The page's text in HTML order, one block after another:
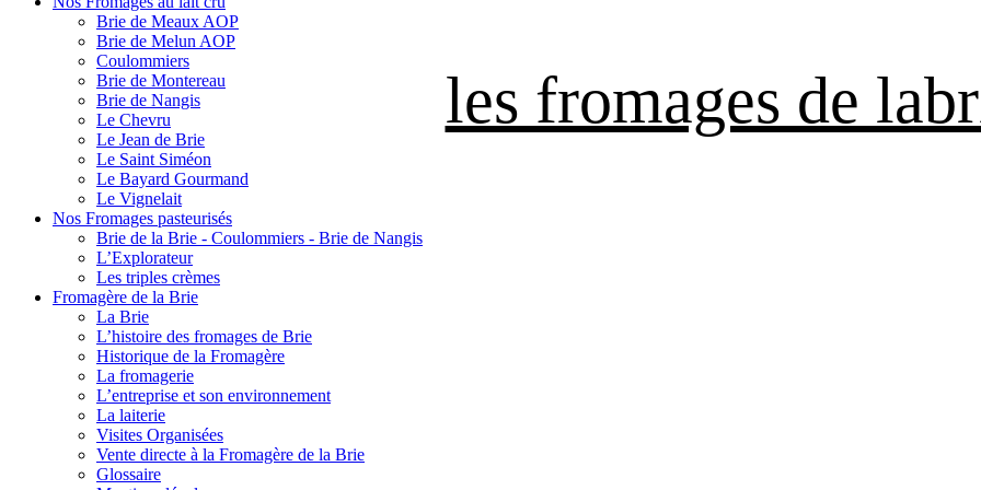
les fromages de
Brie de Meaux AOP
Brie de Melun AOP
Coulommiers
Brie de Montereau
Brie de Nangis
Le Chevru
Le Jean de Brie
Le Saint Siméon
Le Bayard Gourmand
Le Vignelait
Nos Fromages pasteurisés
Brie de la Brie - Coulommiers - Brie de Nangis
L’Explorateur
Les triples crèmes
Fromagère de la Brie
La Brie
L’histoire des fromages de Brie
Historique de la Fromagère
La fromagerie
L’entreprise et son environnement
La laiterie
Visites Organisées
Vente directe à la Fromagère de la Brie
Glossaire